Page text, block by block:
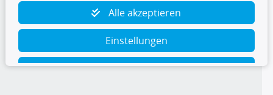
Alle akzeptieren
Einstellungen
Ablehnen